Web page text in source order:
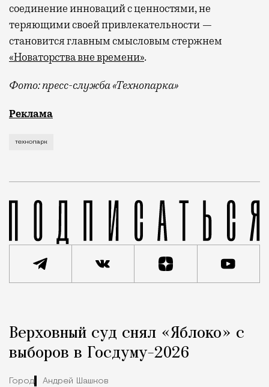
соединение инноваций с ценностями, не
теряющими своей привлекательности —
становится главным смысловым стержнем
«Новаторства вне времени».
Фото: пресс-служба «Технопарка»
Рекламные кампании техники редко выходят за
Реклама
технопарк
Город
Верховный суд снял «Яблоко» с
выборов в Госдуму-2026
Город Андрей Шашков